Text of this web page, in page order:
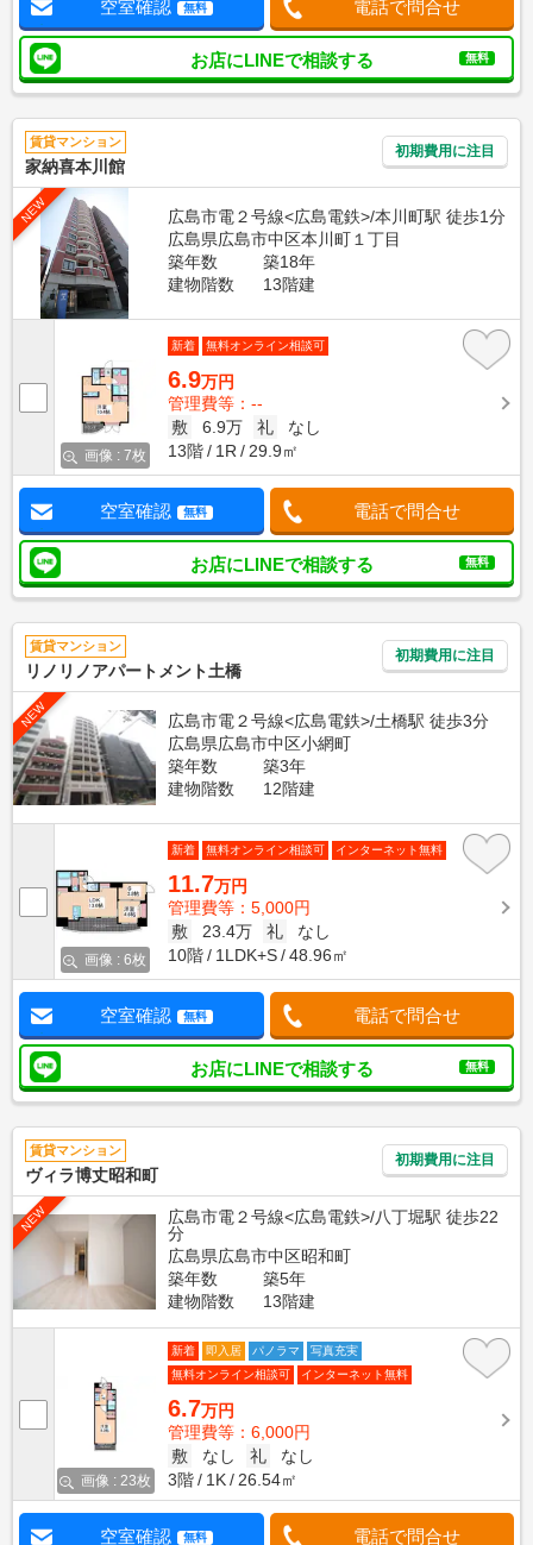
空室確認 無料 電話で問合せ
お店にLINEで相談する 無料
賃貸マンション
家納喜本川館
初期費用に注目
NEW
広島市電２号線<広島電鉄>/本川町駅 徒歩1分
広島県広島市中区本川町１丁目
築年数
築18年
建物階数
13階建
画像 : 7枚
新着 無料オンライン相談可
6.9万円
管理費等：--
敷
6.9万 礼
なし
13階
1R 29.9㎡
空室確認 無料 電話で問合せ
お店にLINEで相談する 無料
賃貸マンション
リノリノアパートメント土橋
初期費用に注目
NEW
広島市電２号線<広島電鉄>/土橋駅 徒歩3分
広島県広島市中区小網町
築年数
築3年
建物階数
12階建
画像 : 6枚
新着 無料オンライン相談可 インターネット無料
11.7万円
管理費等：5,000円
敷
23.4万 礼
なし
10階
1LDK+S 48.96㎡
空室確認 無料 電話で問合せ
お店にLINEで相談する 無料
賃貸マンション
ヴィラ博丈昭和町
初期費用に注目
NEW
広島市電２号線<広島電鉄>/八丁堀駅 徒歩22
分
広島県広島市中区昭和町
築年数
築5年
建物階数
13階建
画像 : 23枚
新着 即入居 パノラマ
写真充実
無料オンライン相談可
インターネット無料
6.7万円
管理費等：6,000円
敷
なし 礼
なし
3階
1K 26.54㎡
空室確認 無料 電話で問合せ